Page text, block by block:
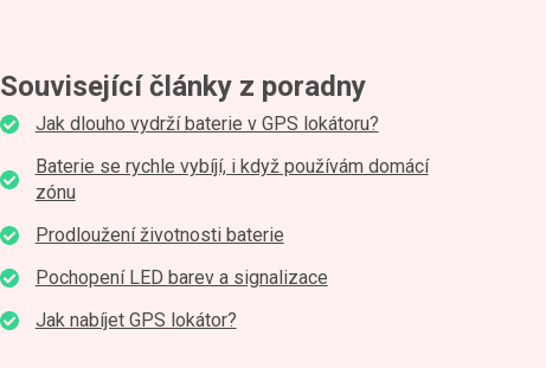
Související články z poradny
Jak dlouho vydrží baterie v GPS lokátoru?
Baterie se rychle vybíjí, i když používám domácí
zónu
Prodloužení životnosti baterie
Pochopení LED barev a signalizace
Jak nabíjet GPS lokátor?